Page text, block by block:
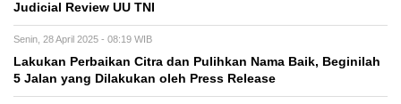
Judicial Review UU TNI
Senin, 28 April 2025 - 08:19 WIB
Lakukan Perbaikan Citra dan Pulihkan Nama Baik, Beginilah
5 Jalan yang Dilakukan oleh Press Release